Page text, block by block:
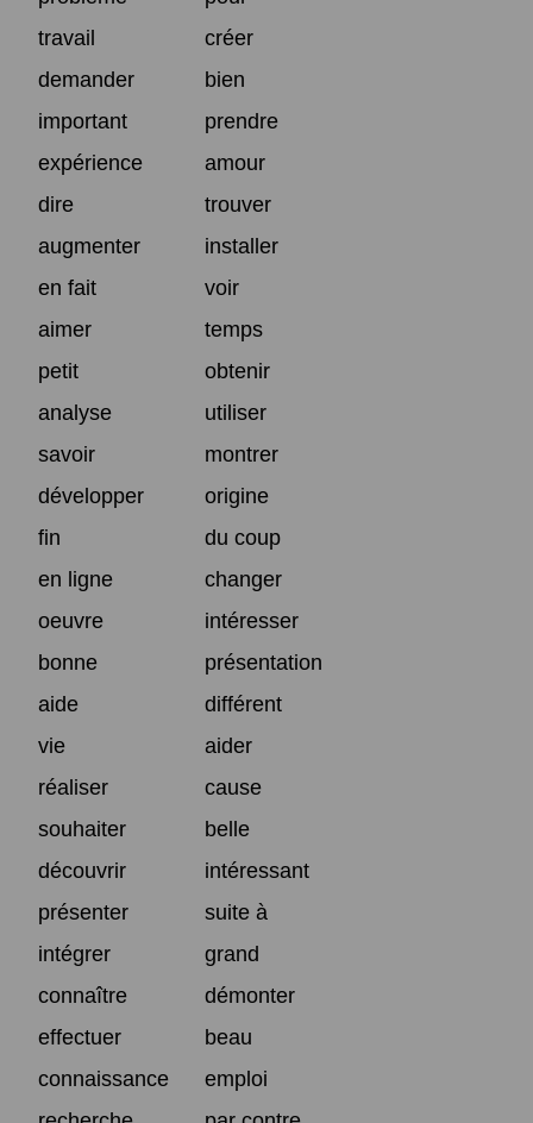
travail
créer
demander
bien
important
prendre
expérience
amour
dire
trouver
augmenter
installer
en fait
voir
aimer
temps
petit
obtenir
analyse
utiliser
savoir
montrer
développer
origine
fin
du coup
en ligne
changer
oeuvre
intéresser
bonne
présentation
aide
différent
vie
aider
réaliser
cause
souhaiter
belle
découvrir
intéressant
présenter
suite à
intégrer
grand
connaître
démonter
effectuer
beau
connaissance
emploi